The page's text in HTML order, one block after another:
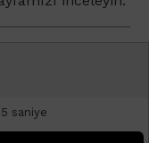
saniye